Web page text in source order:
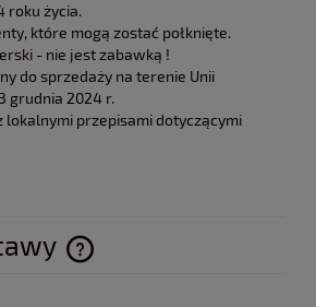
roku życia.
które mogą zostać połknięte.
- nie jest zabawką !
do sprzedaży na terenie Unii
grudnia 2024 r.
lokalnymi przepisami dotyczącymi
kosztów płatności